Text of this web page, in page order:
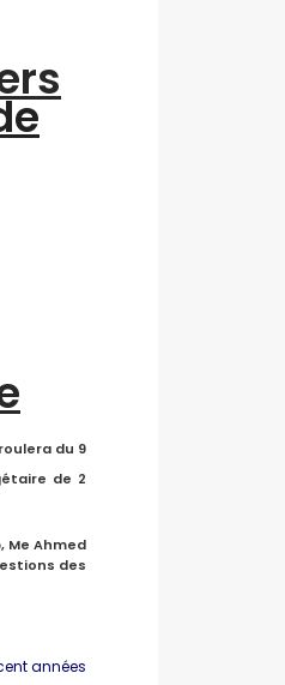
du 9
de 2
Me Ahmed
des
années